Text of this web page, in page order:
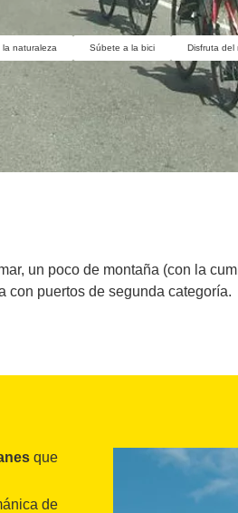
la naturaleza Súbete a la bici Disfruta del
un poco de montaña (con la
con puertos de segunda categoría.
que
de